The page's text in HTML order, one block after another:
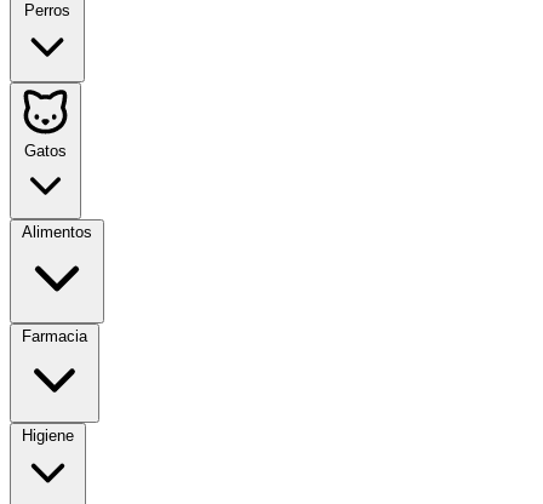
Perros
Gatos
Alimentos
Farmacia
Higiene